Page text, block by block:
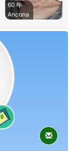
60 年
Ancona
0